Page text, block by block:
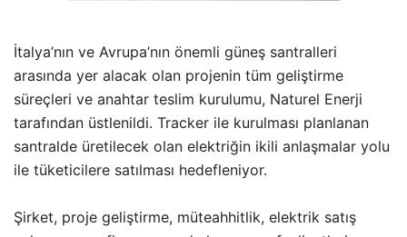
İtalya’nın ve Avrupa’nın önemli güneş santralleri
arasında yer alacak olan projenin tüm geliştirme
süreçleri ve anahtar teslim kurulumu, Naturel Enerji
tarafından üstlenildi. Tracker ile kurulması planlanan
santralde üretilecek olan elektriğin ikili anlaşmalar yolu
ile tüketicilere satılması hedefleniyor.
Şirket, proje geliştirme, müteahhitlik, elektrik satış